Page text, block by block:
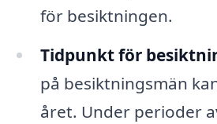
för besiktningen.
Tidpunkt för
på besiktningsmän
året. Under perioder